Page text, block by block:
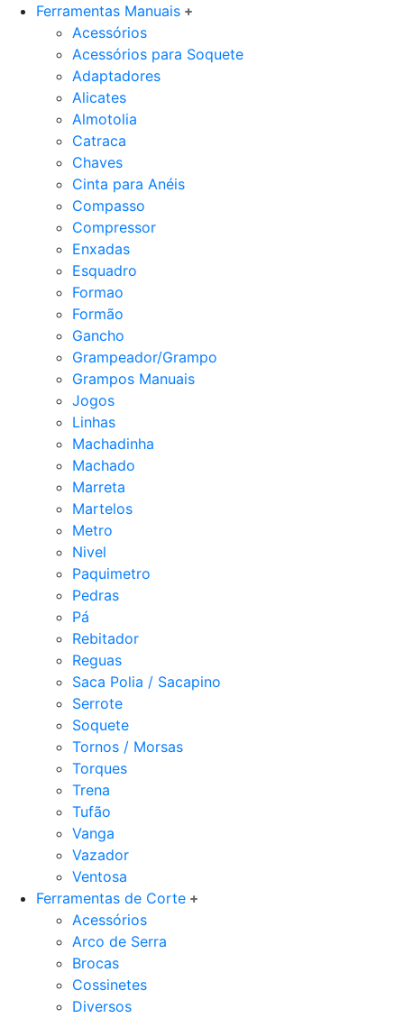
Ferramentas Manuais
Acessórios
Acessórios para Soquete
Adaptadores
Alicates
Almotolia
Catraca
Chaves
Cinta para Anéis
Compasso
Compressor
Enxadas
Esquadro
Formao
Formão
Gancho
Grampeador/Grampo
Grampos Manuais
Jogos
Linhas
Machadinha
Machado
Marreta
Martelos
Metro
Nivel
Paquimetro
Pedras
Pá
Rebitador
Reguas
Saca Polia / Sacapino
Serrote
Soquete
Tornos / Morsas
Torques
Trena
Tufão
Vanga
Vazador
Ventosa
Ferramentas de Corte
Acessórios
Arco de Serra
Brocas
Cossinetes
Diversos